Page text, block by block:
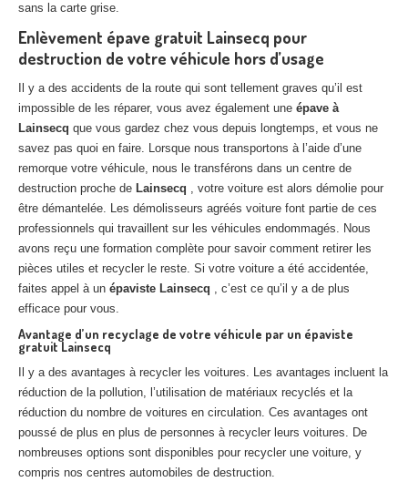
Centreagréé VHU 91 : casse auto avec destruction
Centreagréé VHU 92 : casse auto avec destruction
Centreagréé VHU 93 : casse auto avec destruction
Centre agréé VHU 94 : casse auto avec destruction
Centreagréé VHU 95 : casse auto avec destruction
DOCUMENTSÀ JOINDRE
RACHATVÉHICULES
01 83 64 20 40
sans la carte grise.
Enlèvement épave gratuit Lainsecq pour
destruction de votre véhicule hors d’usage
Il y a des accidents de la route qui sont tellement graves qu’il est
impossible de les réparer, vous avez également une épave à
Lainsecq que vous gardez chez vous depuis longtemps, et vous ne
savez pas quoi en faire. Lorsque nous transportons à l’aide d’une
remorque votre véhicule, nous le transférons dans un centre de
destruction proche de Lainsecq , votre voiture est alors démolie pour
être démantelée. Les démolisseurs agréés voiture font partie de ces
professionnels qui travaillent sur les véhicules endommagés. Nous
avons reçu une formation complète pour savoir comment retirer les
pièces utiles et recycler le reste. Si votre voiture a été accidentée,
faites appel à un épaviste Lainsecq , c’est ce qu’il y a de plus
efficace pour vous.
Avantage d’un recyclage de votre véhicule par un épaviste
gratuit Lainsecq
Il y a des avantages à recycler les voitures. Les avantages incluent la
réduction de la pollution, l’utilisation de matériaux recyclés et la
réduction du nombre de voitures en circulation. Ces avantages ont
poussé de plus en plus de personnes à recycler leurs voitures. De
nombreuses options sont disponibles pour recycler une voiture, y
compris nos centres automobiles de destruction.